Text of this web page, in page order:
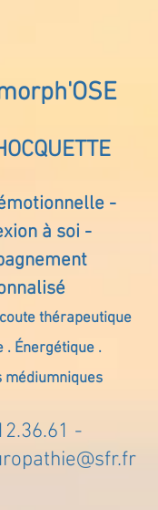
-
à soi -
thérapeutique
. Énergétique .
médiumniques
-